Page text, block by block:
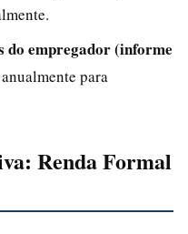
do empregador (informe
para
Renda Formal